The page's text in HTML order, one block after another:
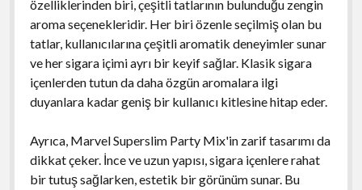
özelliklerinden biri, çeşitli tatlarının bulunduğu zengin
aroma seçenekleridir. Her biri özenle seçilmiş olan bu
tatlar, kullanıcılarına çeşitli aromatik deneyimler sunar
ve her sigara içimi ayrı bir keyif sağlar. Klasik sigara
içenlerden tutun da daha özgün aromalara ilgi
duyanlara kadar geniş bir kullanıcı kitlesine hitap eder.
Ayrıca, Marvel Superslim Party Mix'in zarif tasarımı da
dikkat çeker. İnce ve uzun yapısı, sigara içenlere rahat
bir tutuş sağlarken, estetik bir görünüm sunar. Bu